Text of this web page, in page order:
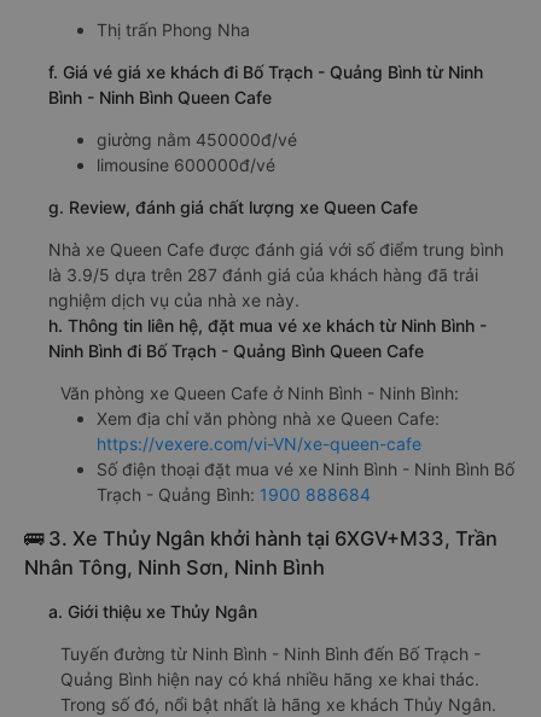
Thị trấn Phong Nha
f. Giá vé giá xe khách đi Bố Trạch - Quảng Bình từ Ninh
Bình - Ninh Bình Queen Cafe
giường nằm 450000đ/vé
limousine 600000đ/vé
g. Review, đánh giá chất lượng xe Queen Cafe
Nhà xe Queen Cafe được đánh giá với số điểm trung bình
là 3.9/5 dựa trên 287 đánh giá của khách hàng đã trải
nghiệm dịch vụ của nhà xe này.
h. Thông tin liên hệ, đặt mua vé xe khách từ Ninh Bình -
Ninh Bình đi Bố Trạch - Quảng Bình Queen Cafe
Văn phòng xe Queen Cafe ở Ninh Bình - Ninh Bình:
Xem địa chỉ văn phòng nhà xe Queen Cafe:
https://vexere.com/vi-VN/xe-queen-cafe
Số điện thoại đặt mua vé xe Ninh Bình - Ninh Bình Bố
Trạch - Quảng Bình: 1900 888684
🚌 3. Xe Thủy Ngân khởi hành tại 6XGV+M33, Trần
Nhân Tông, Ninh Sơn, Ninh Bình
a. Giới thiệu xe Thủy Ngân
Tuyến đường từ Ninh Bình - Ninh Bình đến Bố Trạch -
Quảng Bình hiện nay có khá nhiều hãng xe khai thác.
Trong số đó, nổi bật nhất là hãng xe khách Thủy Ngân.